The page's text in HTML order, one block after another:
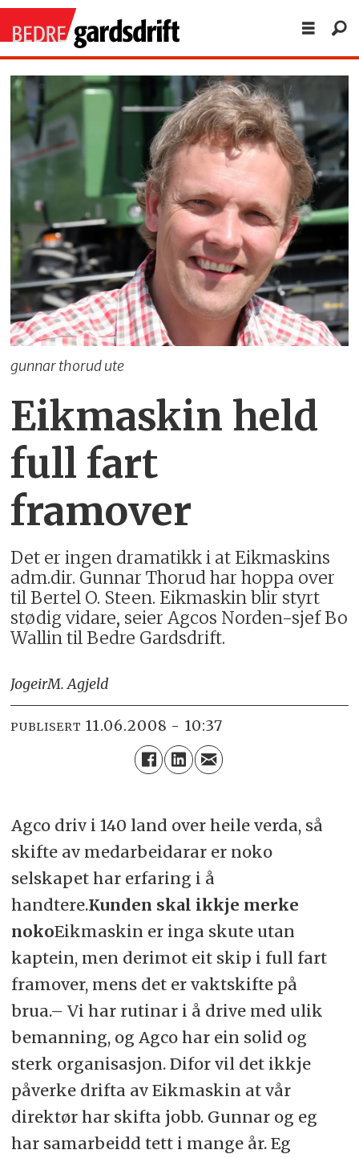
gunnar thorud ute
Eikmaskin held
full fart
framover
Det er ingen dramatikk i at Eikmaskins
adm.dir. Gunnar Thorud har hoppa over
til Bertel O. Steen. Eikmaskin blir styrt
stødig vidare, seier Agcos Norden-sjef Bo
Wallin til Bedre Gardsdrift.
JogeirM. Agjeld
PUBLISERT 11.06.2008 - 10:37
Agco driv i 140 land over heile verda, så
skifte av medarbeidarar er noko
selskapet har erfaring i å
handtere.Kunden skal ikkje merke
nokoEikmaskin er inga skute utan
kaptein, men derimot eit skip i full fart
framover, mens det er vaktskifte på
brua.– Vi har rutinar i å drive med ulik
bemanning, og Agco har ein solid og
sterk organisasjon. Difor vil det ikkje
påverke drifta av Eikmaskin at vår
direktør har skifta jobb. Gunnar og eg
har samarbeidd tett i mange år. Eg